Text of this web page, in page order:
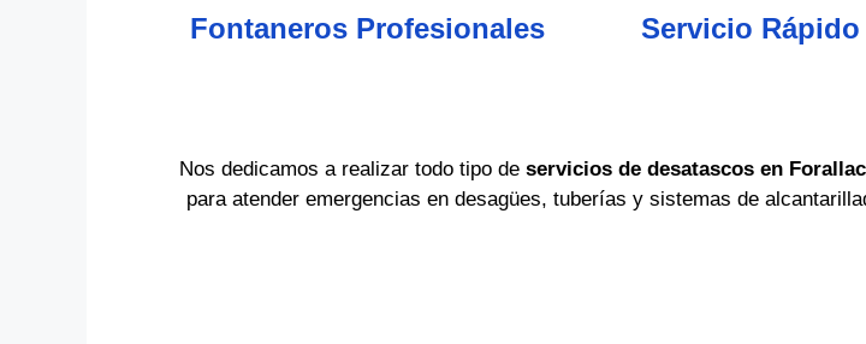
Fontaneros Profesionales Servicio
Nos dedicamos a realizar todo tipo de servicios de desatascos en Forallac
para atender emergencias en desagües, tuberías y sistemas de